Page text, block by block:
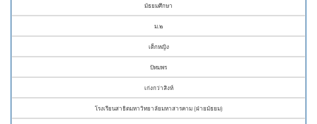
มัธยมศึกษา
ม.๒
เด็กหญิง
ปัทมพร
เก่งกว่าสิงห์
โรงเรียนสาธิตมหาวิทยาลัยมหาสารคาม (ฝ่ายมัธยม)